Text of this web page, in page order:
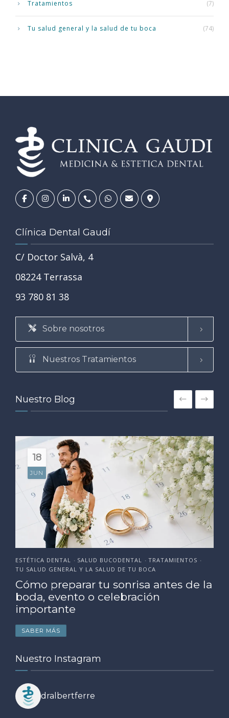
Tratamientos (7)
Tu salud general y la salud de tu boca (74)
Clínica Dental Gaudí
C/ Doctor Salvà, 4
08224 Terrassa
93 780 81 38
Sobre nosotros
Nuestros Tratamientos
Nuestro Blog
18
JUN
ESTÉTICA DENTAL • SALUD BUCODENTAL • TRATAMIENTOS •
TU SALUD GENERAL Y LA SALUD DE TU BOCA
Cómo preparar tu sonrisa antes de la
boda, evento o celebración
importante
SABER MÁS
Nuestro Instagram
dralbertferre